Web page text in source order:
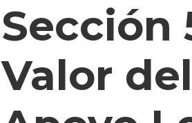
Sección
Valor del